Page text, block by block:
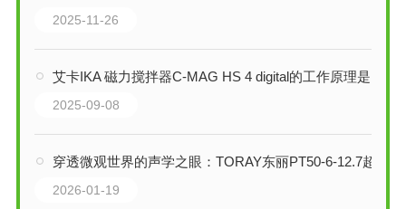
2025-11-26
艾卡IKA 磁力搅拌器C-MAG HS 4 digital的工作原理是什么
2025-09-08
穿透微观世界的声学之眼：TORAY东丽PT50-6-12.7超声波换能器技术解析
2026-01-19